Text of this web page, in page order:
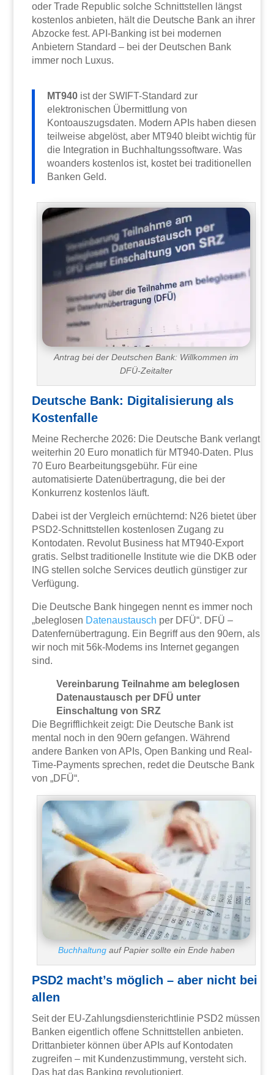
oder Trade Republic solche Schnittstellen längst
kostenlos anbieten, hält die Deutsche Bank an ihrer
Abzocke fest. API-Banking ist bei modernen
Anbietern Standard – bei der Deutschen Bank
immer noch Luxus.
MT940 ist der SWIFT-Standard zur
elektronischen Übermittlung von
Kontoauszugsdaten. Modern APIs haben diesen
teilweise abgelöst, aber MT940 bleibt wichtig für
die Integration in Buchhaltungssoftware. Was
woanders kostenlos ist, kostet bei traditionellen
Banken Geld.
Antrag bei der Deutschen Bank: Willkommen im
DFÜ-Zeitalter
Deutsche Bank: Digitalisierung als
Kostenfalle
Meine Recherche 2026: Die Deutsche Bank verlangt
weiterhin 20 Euro monatlich für MT940-Daten. Plus
70 Euro Bearbeitungsgebühr. Für eine
automatisierte Datenübertragung, die bei der
Konkurrenz kostenlos läuft.
Dabei ist der Vergleich ernüchternd: N26 bietet über
PSD2-Schnittstellen kostenlosen Zugang zu
Kontodaten. Revolut Business hat MT940-Export
gratis. Selbst traditionelle Institute wie die DKB oder
ING stellen solche Services deutlich günstiger zur
Verfügung.
Die Deutsche Bank hingegen nennt es immer noch
„beleglosen Datenaustausch per DFÜ“. DFÜ –
Datenfernübertragung. Ein Begriff aus den 90ern, als
wir noch mit 56k-Modems ins Internet gegangen
sind.
Vereinbarung Teilnahme am beleglosen
Datenaustausch per DFÜ unter
Einschaltung von SRZ
Die Begrifflichkeit zeigt: Die Deutsche Bank ist
mental noch in den 90ern gefangen. Während
andere Banken von APIs, Open Banking und Real-
Time-Payments sprechen, redet die Deutsche Bank
von „DFÜ“.
Buchhaltungauf Papier sollte ein Ende haben
PSD2 macht’s möglich – aber nicht bei
allen
Seit der EU-Zahlungsdiensterichtlinie PSD2 müssen
Banken eigentlich offene Schnittstellen anbieten.
Drittanbieter können über APIs auf Kontodaten
zugreifen – mit Kundenzustimmung, versteht sich.
Das hat das Banking revolutioniert.